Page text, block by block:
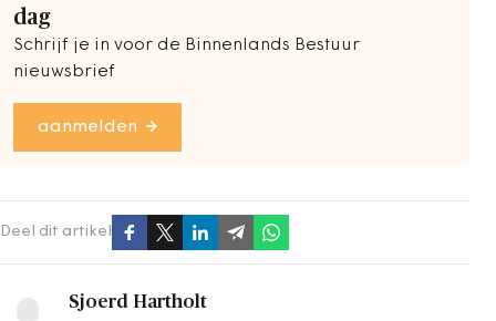
dag
Schrijf je in voor de Binnenlands Bestuur
nieuwsbrief
aanmelden
Deel dit artikel
Sjoerd Hartholt